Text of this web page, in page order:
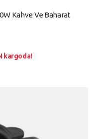
Kahve Ve Baharat
kargoda!